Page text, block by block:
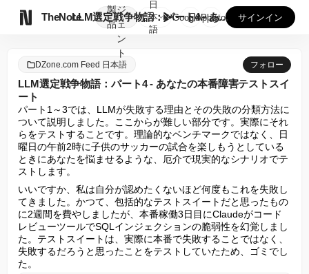
TheNote
製
品
ジ
ェ
ン
ト
LLM選定戦争物語：パート4 - あなたの本番障害テストスイ...
日
本
語
GooglePlay
AppStore サインイン
DZone.com Feed 日本語 フォロー
LLM選定戦争物語：パート4 - あなたの本番障害テストスイ
ート
パート1～3では、LLMが失敗する理由とその失敗の分類方法に
ついて説明しました。ここからが難しい部分です。実際にそれ
らをテストすることです。理論的なベンチマークではなく、日
曜日の午前2時に子供のサッカーの試合を楽しもうとしている
ときにあなたを悩ませるような、厄介で現実的なシナリオでテ
ストします。
いいですか、私は自分が認めたくないほど何度もこれを失敗し
てきました。かつて、包括的なテストスイートだと思ったもの
に2週間を費やしましたが、本番稼働3日目にClaudeがコード
レビューツールでSQLインジェクションの脆弱性を幻覚しまし
た。テストスイートは、実際に本番で失敗することではなく、
失敗するだろうと思ったことをテストしていたため、ゴミでし
た。